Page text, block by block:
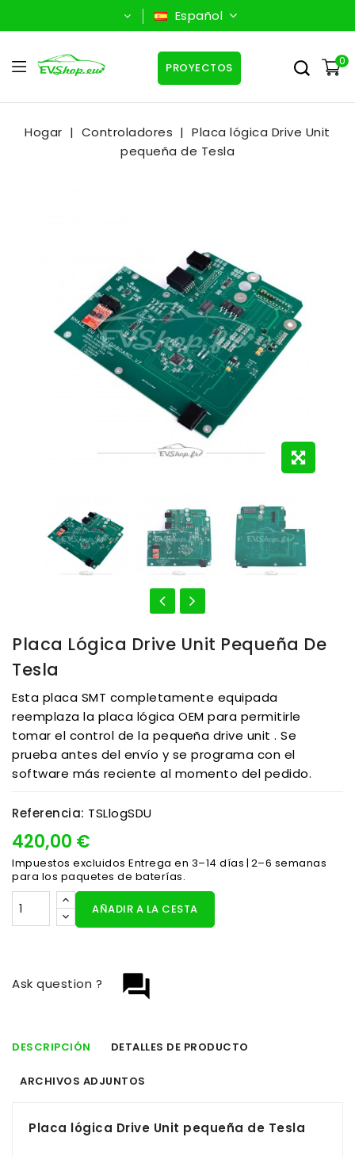
Español
0
PROYECTOS
Hogar Controladores
Placa lógica Drive Unit
pequeña de Tesla
Placa Lógica Drive Unit Pequeña De
Tesla
Esta placa SMT completamente equipada
reemplaza la placa lógica OEM para permitirle
tomar el control de la pequeña drive unit . Se
prueba antes del envío y se programa con el
software más reciente al momento del pedido.
Referencia: TSLlogSDU
420,00 €
Impuestos excluidos Entrega en 3–14 días | 2–6 semanas
para los paquetes de baterías.
AÑADIR A LA CESTA
question_answer
Ask question ?
DESCRIPCIÓN DETALLES DE PRODUCTO
ARCHIVOS ADJUNTOS
Placa lógica Drive Unit pequeña de Tesla